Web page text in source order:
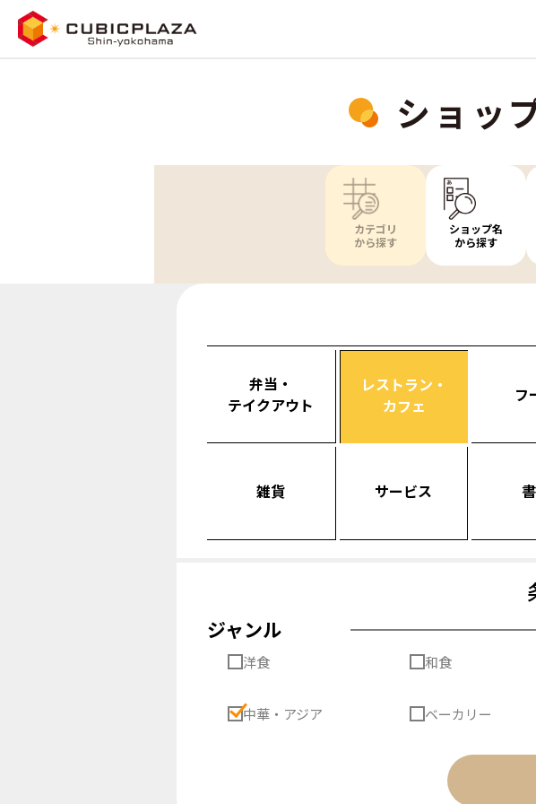
ショッ
カテゴリ
から探す
ショップ名
から探す
弁当・
テイクアウト
レストラン・
カフェ
フ
雑貨 サービス
ジャンル
洋食 和食
中華・アジア ベーカリー